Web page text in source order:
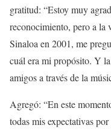
gratitud: “Estoy muy
reconocimiento, pero a la
Sinaloa en 2001, me
cuál era mi propósito. Y
amigos a través de la
Agregó: “En este
todas mis expectativas